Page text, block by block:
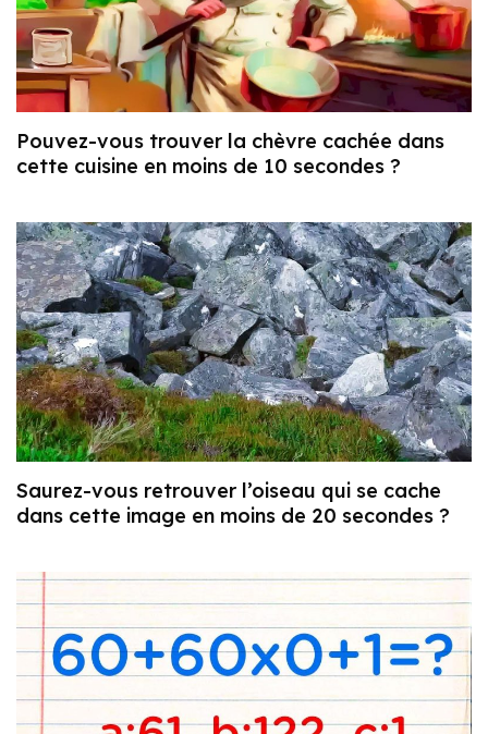
Pouvez-vous trouver la chèvre cachée dans
cette cuisine en moins de 10 secondes ?
Saurez-vous retrouver l’oiseau qui se cache
dans cette image en moins de 20 secondes ?